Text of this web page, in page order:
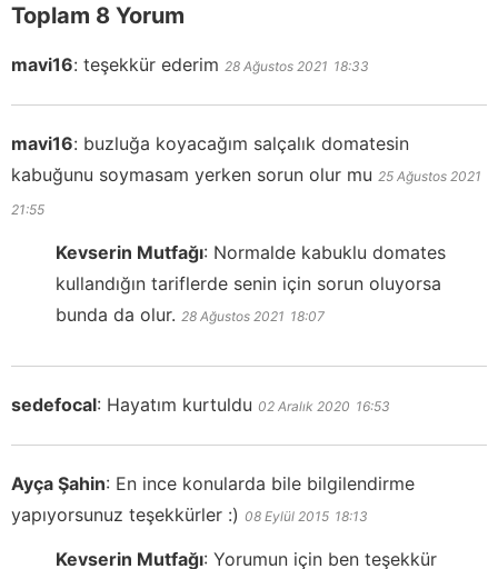
Toplam 8 Yorum
mavi16: teşekkür ederim 28 Ağustos 2021 18:33
mavi16: buzluğa koyacağım salçalık domatesin
kabuğunu soymasam yerken sorun olur mu 25 Ağustos 2021
21:55
Kevserin Mutfağı: Normalde kabuklu domates
kullandığın tariflerde senin için sorun oluyorsa
bunda da olur. 28 Ağustos 2021 18:07
sedefocal: Hayatım kurtuldu 02 Aralık 2020 16:53
Ayça Şahin: En ince konularda bile bilgilendirme
yapıyorsunuz teşekkürler :) 08 Eylül 2015 18:13
Kevserin Mutfağı: Yorumun için ben teşekkür